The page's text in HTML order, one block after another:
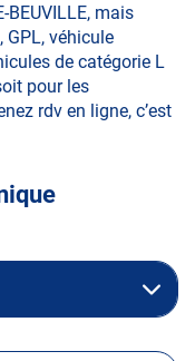
BEUVILLE, mais
GPL, véhicule
de catégorie L
pour les
rdv en ligne, c’est